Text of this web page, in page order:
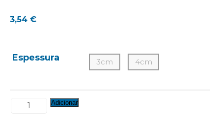
3,54 €
Espessura 3cm 4cm
QuantidadeAdicionar